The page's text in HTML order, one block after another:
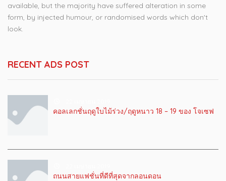
available, but the majority have suffered alteration in some
form, by injected humour, or randomised words which don't
look.
RECENT ADS POST
คอลเลกชั่นฤดูใบไม้ร่วง/ฤดูหนาว 18 – 19 ของ โจเซฟ
ถนนสายแฟชั่นที่ดีที่สุดจากลอนดอน